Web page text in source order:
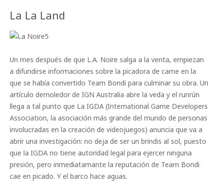
La La Land
Un mes después de que L.A. Noire salga a la venta, empiezan
a difundirse informaciones sobre la picadora de carne en la
que se había convertido Team Bondi para culminar su obra. Un
artículo demoledor de IGN Australia abre la veda y el runrún
llega a tal punto que La IGDA (International Game Developers
Association, la asociación más grande del mundo de personas
involucradas en la creación de videojuegos) anuncia que va a
abrir una investigación: no deja de ser un brindis al sol, puesto
que la IGDA no tiene autoridad legal para ejercer ninguna
presión, pero inmediatamante la reputación de Team Bondi
cae en picado. Y el barco hace aguas.